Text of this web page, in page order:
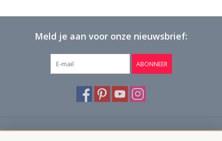
Meld je aan voor onze nieuwsbrief:
ABONNEER